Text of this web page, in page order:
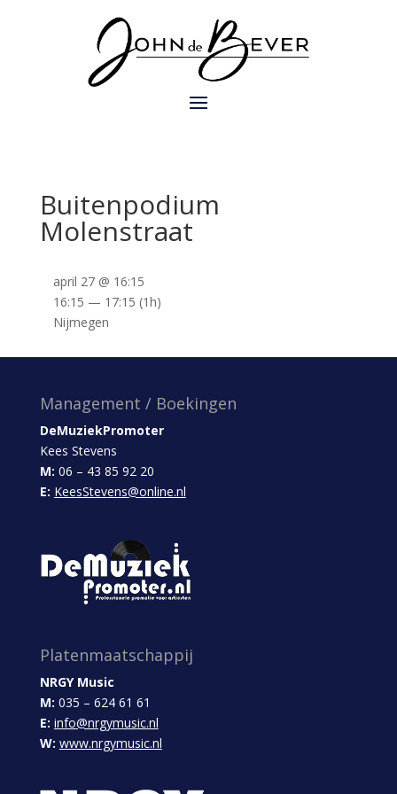
Buitenpodium
Molenstraat
april 27 @ 16:15
16:15 — 17:15 (1h)
Nijmegen
Management / Boekingen
DeMuziekPromoter
Kees Stevens
M: 06 – 43 85 92 20
E: KeesStevens@online.nl
Platenmaatschappij
NRGY Music
M: 035 – 624 61 61
E: info@nrgymusic.nl
W: www.nrgymusic.nl